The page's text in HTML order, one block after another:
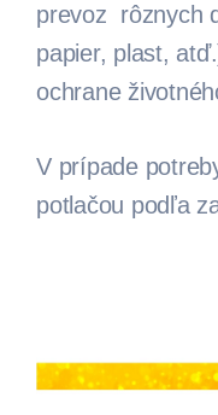
prevoz rôznych
papier, plast,
ochrane
V prípade
potlačou podľa